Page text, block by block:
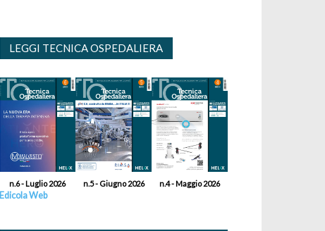
LEGGI TECNICA OSPEDALIERA
n.6 - Luglio 2026 n.5 - Giugno 2026 n.4 - Maggio 2026
Edicola Web